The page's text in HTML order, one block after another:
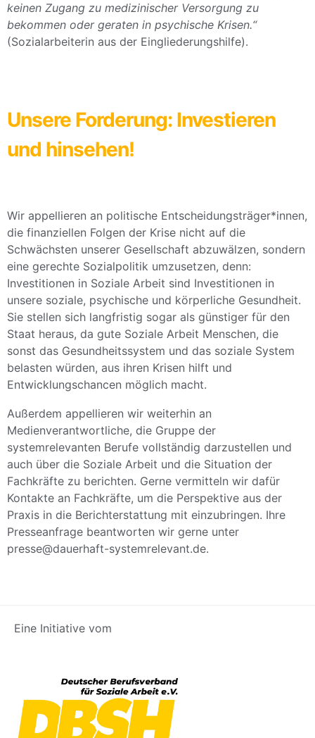
keinen Zugang zu medizinischer Versorgung zu
bekommen oder geraten in psychische Krisen.“
(Sozialarbeiterin aus der Eingliederungshilfe).
Unsere Forderung: Investieren
und hinsehen!
Wir appellieren an politische Entscheidungsträger*innen,
die finanziellen Folgen der Krise nicht auf die
Schwächsten unserer Gesellschaft abzuwälzen, sondern
eine gerechte Sozialpolitik umzusetzen, denn:
Investitionen in Soziale Arbeit sind Investitionen in
unsere soziale, psychische und körperliche Gesundheit.
Sie stellen sich langfristig sogar als günstiger für den
Staat heraus, da gute Soziale Arbeit Menschen, die
sonst das Gesundheitssystem und das soziale System
belasten würden, aus ihren Krisen hilft und
Entwicklungschancen möglich macht.
Außerdem appellieren wir weiterhin an
Medienverantwortliche, die Gruppe der
systemrelevanten Berufe vollständig darzustellen und
auch über die Soziale Arbeit und die Situation der
Fachkräfte zu berichten. Gerne vermitteln wir dafür
Kontakte an Fachkräfte, um die Perspektive aus der
Praxis in die Berichterstattung mit einzubringen. Ihre
Presseanfrage beantworten wir gerne unter
presse@dauerhaft-systemrelevant.de.
Eine Initiative vom